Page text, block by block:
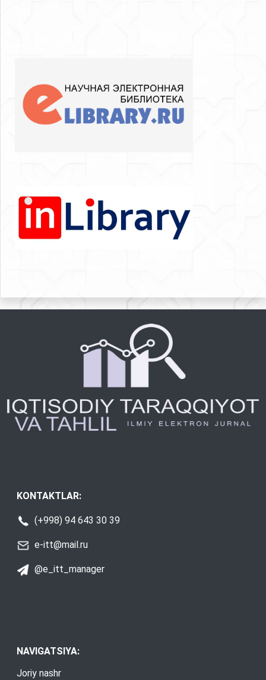
KONTAKTLAR:
(+998) 94 643 30 39
e-itt@mail.ru
@e_itt_manager
NAVIGATSIYA:
Joriy nashr